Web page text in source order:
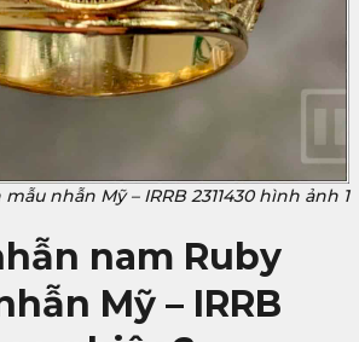
nhẫn Mỹ – IRRB 2311430 hình ảnh 1
nam Ruby
Mỹ – IRRB